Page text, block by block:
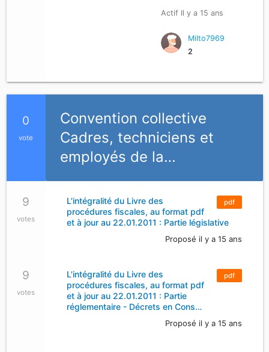
Actif Il y a 15 ans
Milto7969
2
0
vote
Convention collective
Cadres, techniciens et
employés de la…
9
votes
pdf
L'intégralité du Livre des
procédures fiscales, au format pdf
et à jour au 22.01.2011 : Partie législative
Proposé il y a 15 ans
9
votes
pdf
L'intégralité du Livre des
procédures fiscales, au format pdf
et à jour au 22.01.2011 : Partie
réglementaire - Décrets en Cons…
Proposé il y a 15 ans